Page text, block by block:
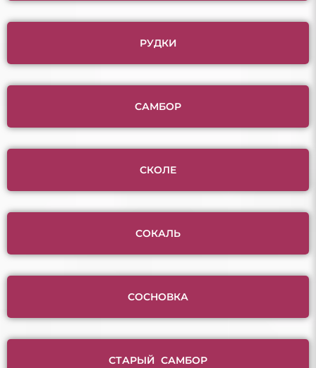
РУДКИ
САМБОР
СКОЛЕ
СОКАЛЬ
СОСНОВКА
СТАРЫЙ САМБОР